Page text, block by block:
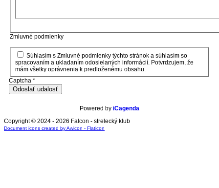
Zmluvné podmienky
Súhlasím s Zmluvné podmienky týchto stránok a súhlasím so
spracovaním a ukladaním odosielaných informácií. Potvrdzujem, že
mám všetky oprávnenia k predloženému obsahu.
Captcha *
Odoslať udalosť
Powered by iCagenda
Copyright © 2024 - 2026 Falcon - strelecký klub
Document icons created by Awicon - Flaticon